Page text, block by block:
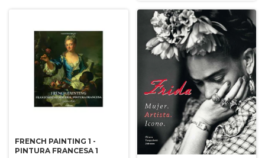
FRENCH PAINTING 1 -
PINTURA FRANCESA 1